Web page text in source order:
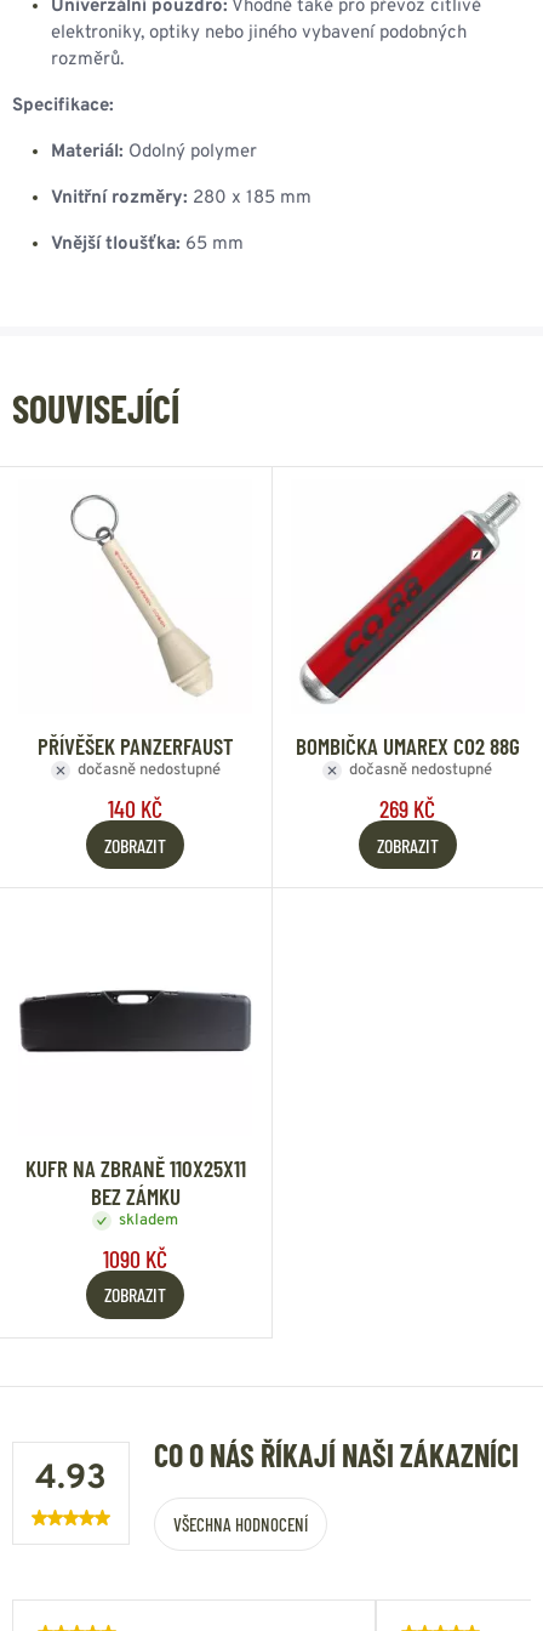
Univerzální pouzdro: Vhodné také pro převoz citlivé
elektroniky, optiky nebo jiného vybavení podobných
rozměrů.
Specifikace:
Materiál: Odolný polymer
Vnitřní rozměry: 280 x 185 mm
Vnější tloušťka: 65 mm
SOUVISEJÍCÍ
PŘÍVĚŠEK PANZERFAUST
dočasně nedostupné
140 KČ
ZOBRAZIT
BOMBIČKA UMAREX CO2 88G
dočasně nedostupné
269 KČ
ZOBRAZIT
KUFR NA ZBRANĚ 110X25X11
BEZ ZÁMKU
skladem
1090 KČ
ZOBRAZIT
4.93
CO O NÁS ŘÍKAJÍ NAŠI ZÁKAZNÍCI
VŠECHNA HODNOCENÍ